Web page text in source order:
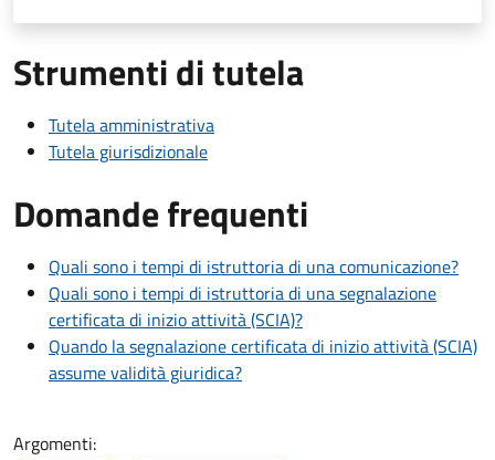
Strumenti di tutela
Tutela amministrativa
Tutela giurisdizionale
Domande frequenti
Quali sono i tempi di istruttoria di una comunicazione?
Quali sono i tempi di istruttoria di una segnalazione
certificata di inizio attività (SCIA)?
Quando la segnalazione certificata di inizio attività (SCIA)
assume validità giuridica?
Argomenti: